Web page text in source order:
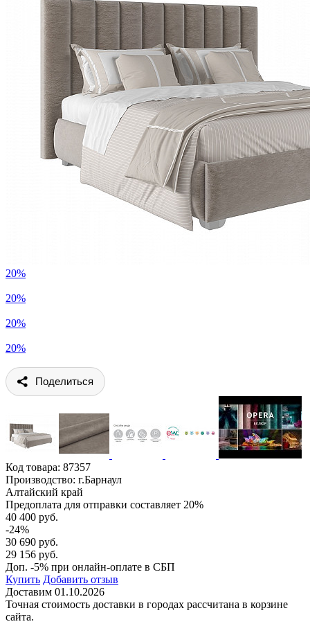
20%
20%
20%
20%
Поделиться
Код товара: 87357
Производство: г.Барнаул
Алтайский край
Предоплата для отправки составляет 20%
40 400 руб.
-24%
30 690 руб.
29 156 руб.
Доп. -5% при онлайн-оплате в СБП
Купить Добавить отзыв
Доставим 01.10.2026
Точная стоимость доставки в городах рассчитана в корзине
сайта.